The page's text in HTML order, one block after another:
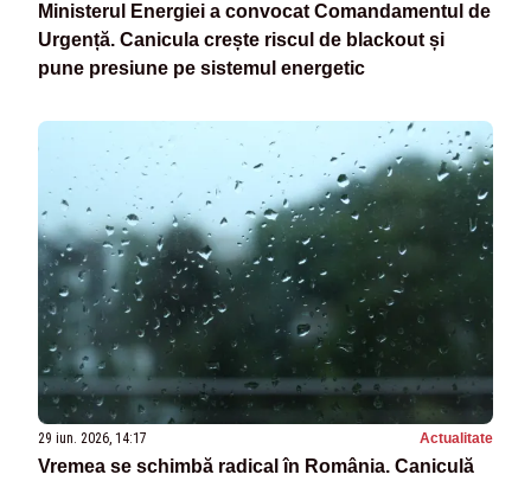
Ministerul Energiei a convocat Comandamentul de
Urgență. Canicula crește riscul de blackout și
pune presiune pe sistemul energetic
29 iun. 2026, 14:17 Actualitate
Vremea se schimbă radical în România. Caniculă